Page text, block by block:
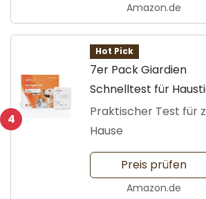
Amazon.de
4
Hot Pick
7er Pack Giardien
Schnelltest für
Praktischer Test für
Hause
Preis prüfen
Amazon.de